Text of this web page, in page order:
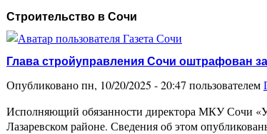
Строительство в Сочи
Глава стройуправления Сочи оштрафован
Опубликовано пн, 10/20/2025 - 20:47 пользователем
Исполняющий обязанности директора МКУ Сочи
Лазаревском районе. Сведения об этом